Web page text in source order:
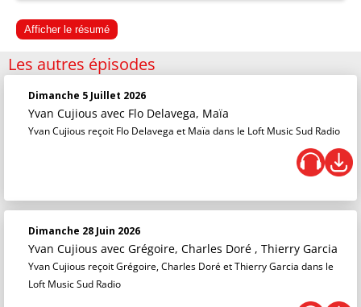
Afficher le résumé
Les autres épisodes
Dimanche 5 Juillet 2026
Yvan Cujious avec Flo Delavega, Maïa
Yvan Cujious reçoit Flo Delavega et Maïa dans le Loft Music Sud Radio
Dimanche 28 Juin 2026
Yvan Cujious avec Grégoire, Charles Doré , Thierry Garcia
Yvan Cujious reçoit Grégoire, Charles Doré et Thierry Garcia dans le
Loft Music Sud Radio